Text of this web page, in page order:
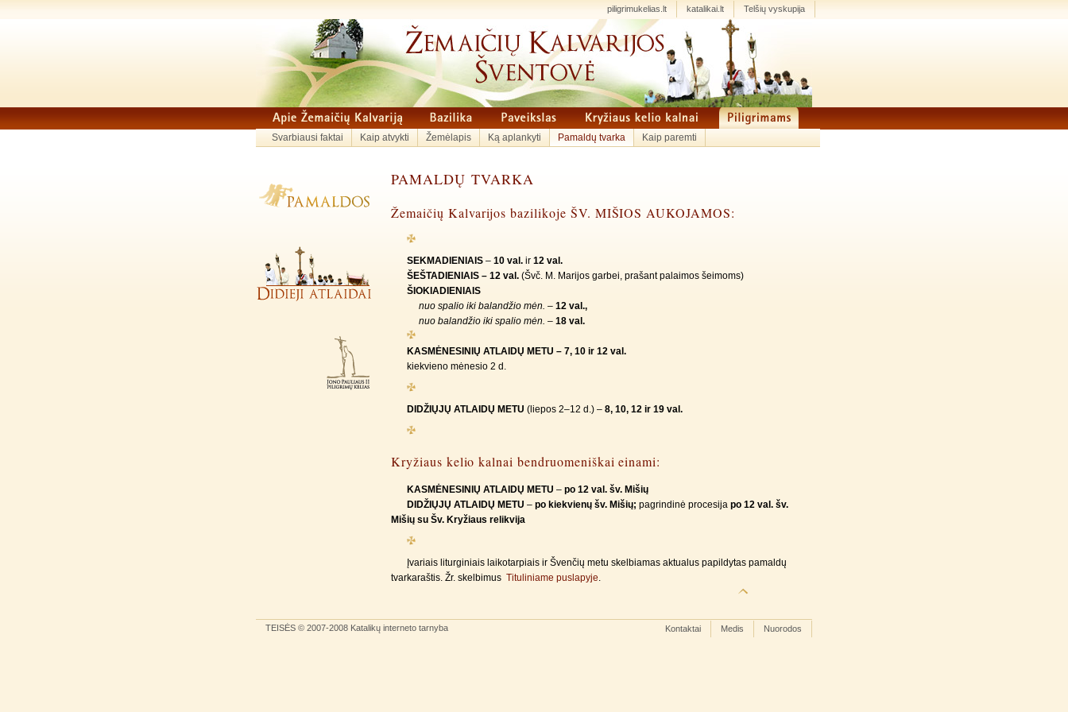
piligrimukelias.lt katalikai.lt Telšių vyskupija
Svarbiausi faktai Kaip atvykti Žemėlapis Ką aplankyti Pamaldų tvarka Kaip paremti
PAMALDŲ TVARKA
Žemaičių Kalvarijos bazilikoje ŠV. MIŠIOS AUKOJAMOS:
SEKMADIENIAIS – 10 val. ir 12 val.
ŠEŠTADIENIAIS – 12 val. (Švč. M. Marijos garbei, prašant palaimos šeimoms)
ŠIOKIADIENIAIS
nuo spalio iki balandžio mėn. – 12 val.,
nuo balandžio iki spalio mėn. – 18 val.
KASMĖNESINIŲ ATLAIDŲ METU – 7, 10 ir 12 val.
kiekvieno mėnesio 2 d.
DIDŽIŲJŲ ATLAIDŲ METU (liepos 2–12 d.) – 8, 10, 12 ir 19 val.
Kryžiaus kelio kalnai bendruomeniškai einami:
KASMĖNESINIŲ ATLAIDŲ METU – po 12 val. šv. Mišių
DIDŽIŲJŲ ATLAIDŲ METU – po kiekvienų šv. Mišių; pagrindinė procesija po 12 val. šv.
Mišių su Šv. Kryžiaus relikvija
Įvariais liturginiais laikotarpiais ir Švenčių metu skelbiamas aktualus papildytas pamaldų
tvarkaraštis. Žr. skelbimus Tituliniame puslapyje.
TEISĖS © 2007-2008 Katalikų interneto tarnyba Kontaktai Medis Nuorodos